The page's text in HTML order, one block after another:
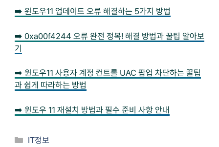
➡️ 윈도우11 업데이트 오류 해결하는 5가지 방법
➡️ 0xa00f4244 오류 완전 정복! 해결 방법과 꿀팁 알아보
기
➡️ 윈도우11 사용자 계정 컨트롤 UAC 팝업 차단하는 꿀팁
과 쉽게 따라하는 방법
➡️ 윈도우 11 재설치 방법과 필수 준비 사항 안내
Categories
IT정보